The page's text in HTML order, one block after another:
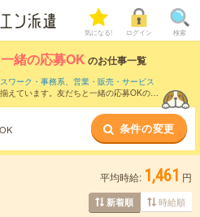
気になる! ログイン 検索
緒の応募OK のお仕事一覧
ワーク・事務系、 営業・販売・サービス
えています。友だちと一緒の応募OKの条
条件の変更
平均時給: 1,461 円
新着順 時給順